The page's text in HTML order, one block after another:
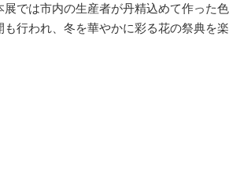
展では市内の生産者が丹精込めて作った
も行われ、冬を華やかに彩る花の祭典を